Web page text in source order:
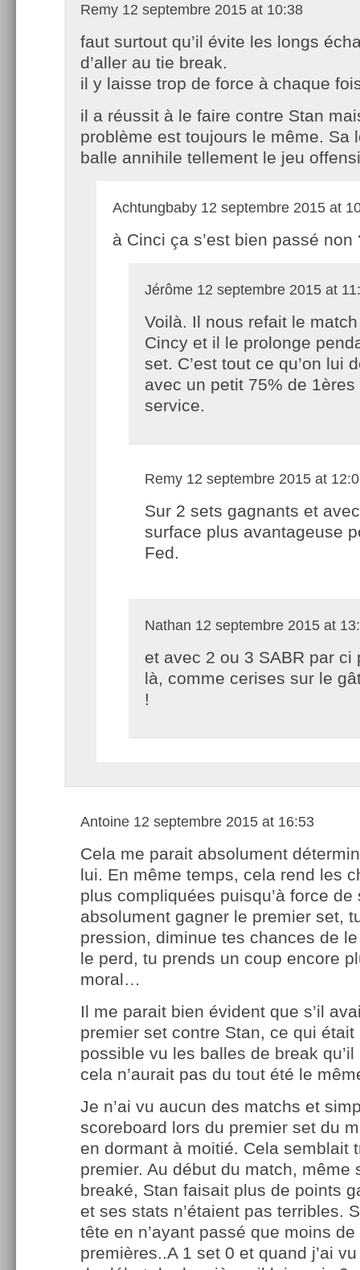
Remy 12 septembre 2015 at 10:38
faut surtout qu’il évite les longs
d’aller au tie break.
il y laisse trop de force à chaque
il a réussit à le faire contre Stan
problème est toujours le même. Sa
balle annihile tellement le jeu
Achtungbaby 12 septembre 2015 at
à Cinci ça s’est bien passé non
Jérôme 12 septembre 2015 at
Voilà. Il nous refait le
Cincy et il le prolonge
set. C’est tout ce qu’on lui
avec un petit 75% de
service.
Remy 12 septembre 2015 at
Sur 2 sets gagnants et
surface plus avantageuse
Fed.
Nathan 12 septembre 2015 at
et avec 2 ou 3 SABR par ci
là, comme cerises sur le
!
Antoine 12 septembre 2015 at 16:53
Cela me parait absolument
lui. En même temps, cela rend les
plus compliquées puisqu’à force de
absolument gagner le premier set,
pression, diminue tes chances de
le perd, tu prends un coup encore
moral…
Il me parait bien évident que s’il
premier set contre Stan, ce qui était
possible vu les balles de break
cela n’aurait pas du tout été le
Je n’ai vu aucun des matchs et
scoreboard lors du premier set du
en dormant à moitié. Cela semblait
premier. Au début du match, même
breaké, Stan faisait plus de points
et ses stats n’étaient pas terribles.
tête en n’ayant passé que moins
premières..A 1 set 0 et quand j’ai